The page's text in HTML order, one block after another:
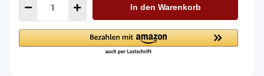
In den Warenkorb